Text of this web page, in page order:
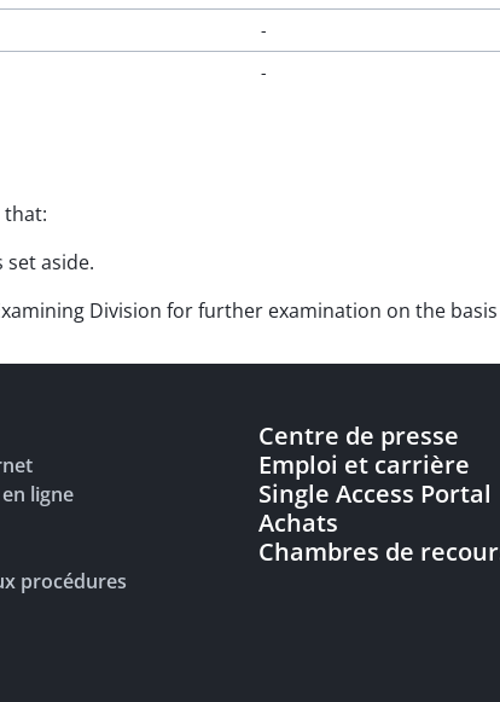
-
-
that:
set aside.
Division for further examination on the
ligne
procédures
Centre de presse
Emploi et carrière
Single Access Portal
Achats
Chambres de